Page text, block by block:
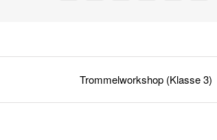
Trommelworkshop (Klasse 3)